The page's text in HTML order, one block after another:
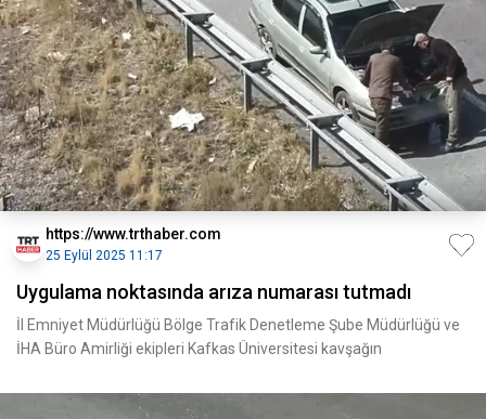
https://www.trthaber.com
25 Eylül 2025 11:17
Uygulama noktasında arıza numarası tutmadı
İl Emniyet Müdürlüğü Bölge Trafik Denetleme Şube Müdürlüğü ve
İHA Büro Amirliği ekipleri Kafkas Üniversitesi kavşağın